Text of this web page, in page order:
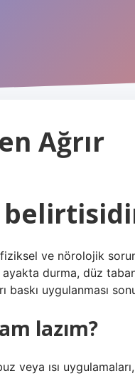
Ağrır
ve nörolojik
durma, düz
baskı uygulanması
lazım?
veya ısı